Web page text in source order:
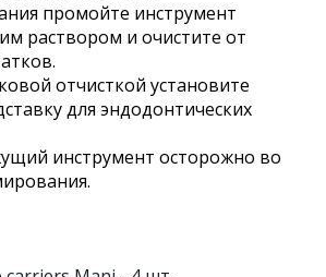
промойте инструмент
раствором и очистите от
отчисткой установите
для эндодонтических
инструмент осторожно во